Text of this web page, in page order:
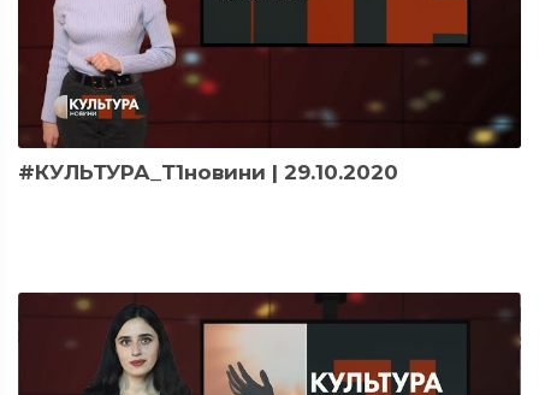
#КУЛЬТУРА_Т1новини | 29.10.2020